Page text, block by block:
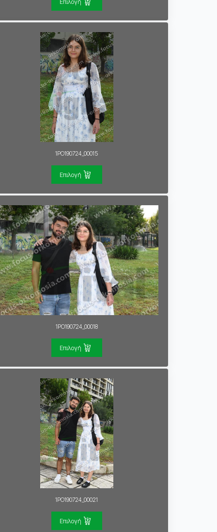
Επιλογή
1PO190724_00015
Επιλογή
1PO190724_00018
Επιλογή
1PO190724_00021
Επιλογή